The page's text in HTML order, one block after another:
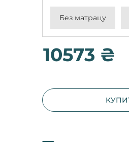
Без матрацу
10573 ₴